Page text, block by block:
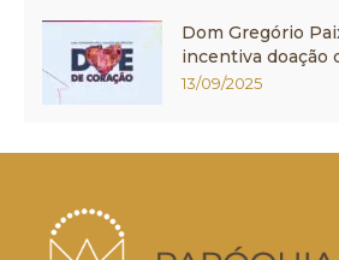
Dom Gregório
incentiva doação
13/09/2025